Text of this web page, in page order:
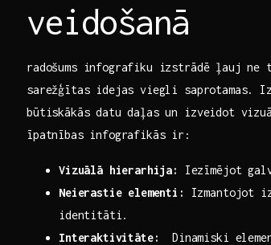
‌veidošanā
radošums infografiku izstrādē ļauj
sarežģītas idejas viegli ‌saprotamas.‌
būtiskākās datu‍ daļas un izveidot
īpatnības infografikās ir:
Vizuālā hierarhija:
Iezīmējot
Neierastie ‍elementi:
Izmantojot
identitāti.
Interaktivitāte:
Dinamiski